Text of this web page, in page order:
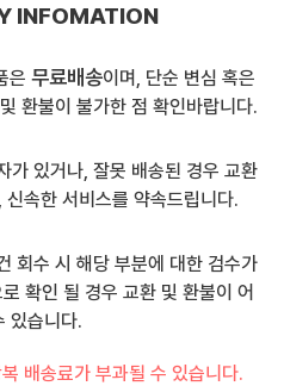
INFOMATION
은 무료배송이며, 단순 변심 혹은
환불이 불가한 점 확인바랍니다.
가 있거나, 잘못 배송된 경우 교환
속한 서비스를 약속드립니다.
회수 시 해당 부분에 대한 검수가
확인 될 경우 교환 및 환불이 어
있습니다.
배송료가 부과될 수 있습니다.